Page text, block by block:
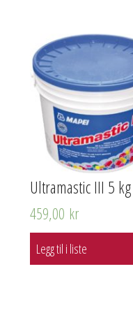
Ultramastic III 5 kg
459,00 kr
Legg til i liste